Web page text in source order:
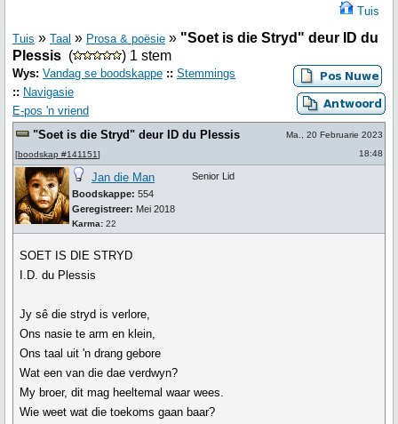
Tuis
Tuis » Taal » Prosa & poësie » "Soet is die Stryd" deur ID du
Plessis ( ) 1 stem
Wys: Vandag se boodskappe :: Stemmings
:: Navigasie
E-pos 'n vriend
"Soet is die Stryd" deur ID du Plessis
[boodskap #141151]
Ma., 20 Februarie 2023
18:48
Jan die Man
Boodskappe: 554
Geregistreer: Mei 2018
Karma: 22
Senior Lid
SOET IS DIE STRYD
I.D. du Plessis
Jy sê die stryd is verlore,
Ons nasie te arm en klein,
Ons taal uit 'n drang gebore
Wat een van die dae verdwyn?
My broer, dit mag heeltemal waar wees.
Wie weet wat die toekoms gaan baar?